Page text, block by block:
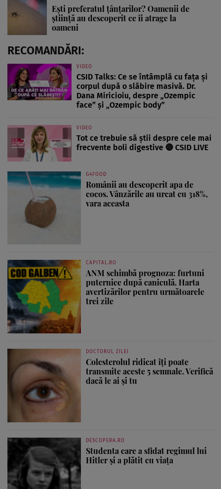
Ești preferatul țânțarilor? Oamenii de
știință au descoperit ce îi atrage la
oameni
RECOMANDĂRI:
VIDEO
CSID Talks: Ce se întâmplă cu fața și
corpul după o slăbire masivă. Dr.
Dana Miricioiu, despre „Ozempic
face” și „Ozempic body”
VIDEO
Tot ce trebuie să știi despre cele mai
frecvente boli digestive 🔴 CSID LIVE
G4FOOD
Românii au descoperit apa de
cocos. Vânzările au urcat cu 318%,
vara aceasta
CAPITAL.RO
ANM schimbă prognoza: furtuni
puternice după caniculă. Harta
avertizărilor pentru următoarele
trei zile
DOCTORUL ZILEI
Colesterolul ridicat îți poate
transmite aceste 5 semnale. Verifică
dacă le ai și tu
DESCOPERA.RO
Studenta care a sfidat regimul lui
Hitler și a plătit cu viața